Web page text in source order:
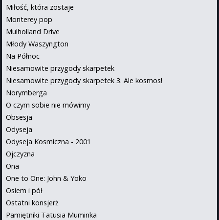
Miłość, która zostaje
Monterey pop
Mulholland Drive
Młody Waszyngton
Na Północ
Niesamowite przygody skarpetek
Niesamowite przygody skarpetek 3. Ale kosmos!
Norymberga
O czym sobie nie mówimy
Obsesja
Odyseja
Odyseja Kosmiczna - 2001
Ojczyzna
Ona
One to One: John & Yoko
Osiem i pół
Ostatni konsjerż
Pamiętniki Tatusia Muminka